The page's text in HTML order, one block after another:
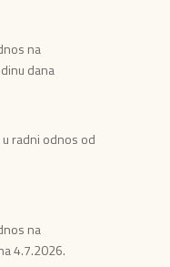
na
dana
radni odnos od
na
4.7.2026.